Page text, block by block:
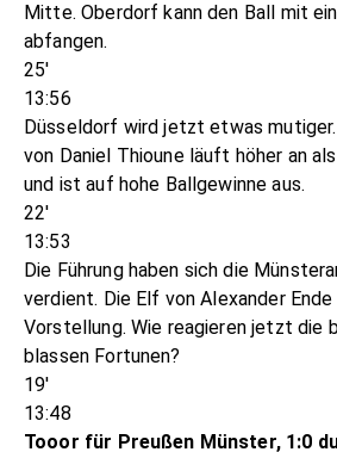
Mitte. Oberdorf kann den Ball mit
abfangen.
25'
13:56
Düsseldorf wird jetzt etwas
von Daniel Thioune läuft höher an
und ist auf hohe Ballgewinne aus.
22'
13:53
Die Führung haben sich die
verdient. Die Elf von Alexander
Vorstellung. Wie reagieren jetzt die
blassen Fortunen?
19'
13:48
Tooor für Preußen Münster, 1:0